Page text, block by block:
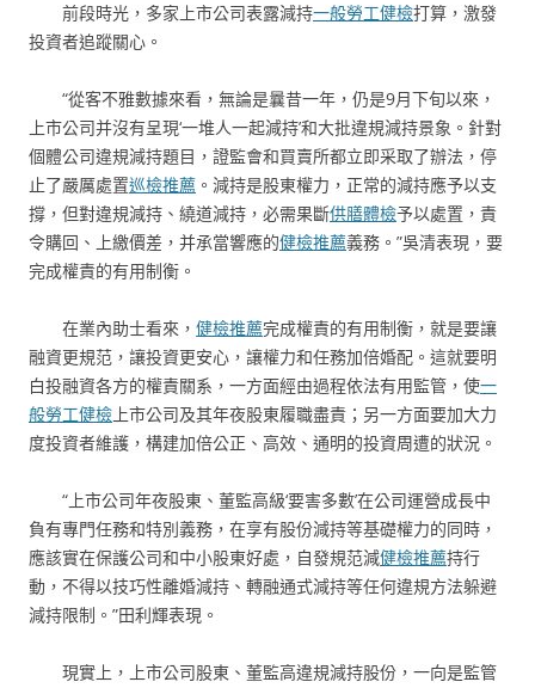
前段時光，多家上市公司表露減持一般勞工健檢打算，激發
投資者追蹤關心。
“從客不雅數據來看，無論是曩昔一年，仍是9月下旬以來，
上市公司并沒有呈現‘一堆人一起減持’和大批違規減持景象。針對
個體公司違規減持題目，證監會和買賣所都立即采取了辦法，停
止了嚴厲處置巡檢推薦 。減持是股東權力，正常的減持應予以支
撐，但對違規減持、繞道減持，必需果斷供膳體檢予以處置，責
令購回、上繳價差，并承當響應的健檢推薦義務。”吳清表現，要
完成權責的有用制衡。
在業內助士看來， 健檢推薦完成權責的有用制衡，就是要讓
融資更規范，讓投資更安心，讓權力和任務加倍婚配。這就要明
白投融資各方的權責關系，一方面經由過程依法有用監管，使一
般勞工健檢 上市公司及其年夜股東履職盡責；另一方面要加大力
度投資者維護，構建加倍公正、高效、通明的投資周遭的狀況。
“上市公司年夜股東、董監高級‘要害多數’在公司運營成長中
負有專門任務和特別義務，在享有股份減持等基礎權力的同時，
應該實在保護公司和中小股東好處，自發規范減健檢推薦持行
動，不得以技巧性離婚減持、轉融通式減持等任何違規方法躲避
減持限制。”田利輝表現。
現實上，上市公司股東、董監高違規減持股份，一向是監管